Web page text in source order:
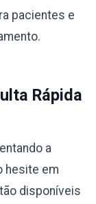
pacientes e
Rápida
a
hesite em
disponíveis